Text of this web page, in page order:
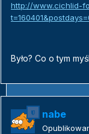
http://www.cichlid-
Było? Co o tym
nabe